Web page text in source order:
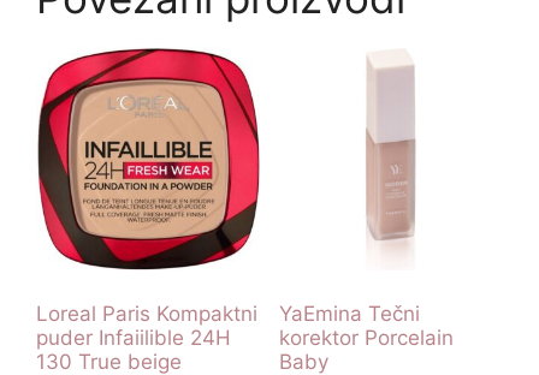
Loreal Paris Kompaktni
puder Infaiilible 24H
130 True beige
YaEmina Tečni
korektor Porcelain
Baby